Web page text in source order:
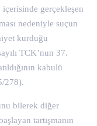
içerisinde gerçekleşen
nedeniyle suçun
kurduğu
TCK’nun 37.
kabulü
278).
bilerek diğer
tartışmanın